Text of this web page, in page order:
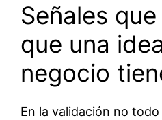
Señales
que una
negocio
En la validación no